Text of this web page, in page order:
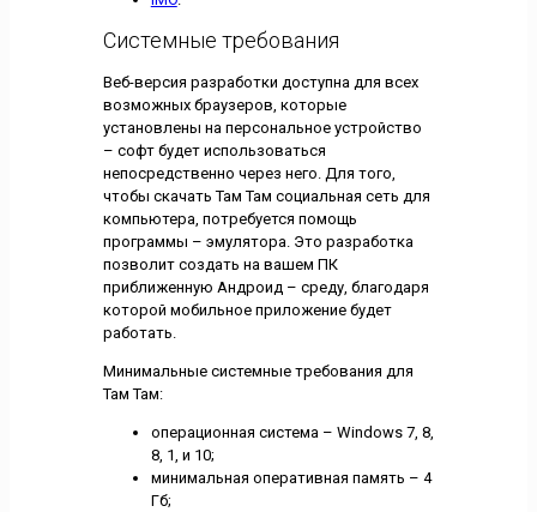
Системные требования
Веб-версия разработки доступна для всех
возможных браузеров, которые
установлены на персональное устройство
– софт будет использоваться
непосредственно через него. Для того,
чтобы скачать Там Там социальная сеть для
компьютера, потребуется помощь
программы – эмулятора. Это разработка
позволит создать на вашем ПК
приближенную Андроид – среду, благодаря
которой мобильное приложение будет
работать.
Минимальные системные требования для
Там Там:
операционная система – Windows 7, 8,
8, 1, и 10;
минимальная оперативная память – 4
Гб;